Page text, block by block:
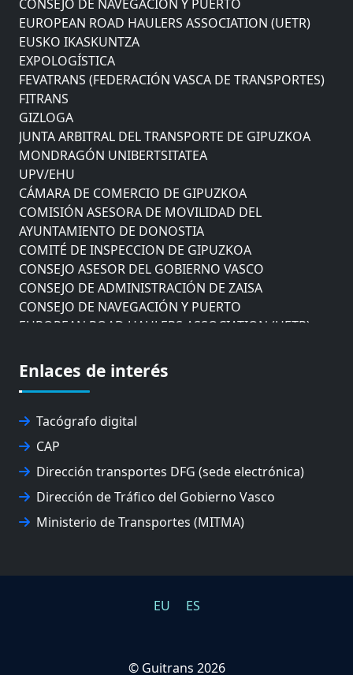
EUROPEAN ROAD HAULERS ASSOCIATION (UETR)
EUSKO IKASKUNTZA
EXPOLOGÍSTICA
FEVATRANS (FEDERACIÓN VASCA DE TRANSPORTES)
FITRANS
GIZLOGA
JUNTA ARBITRAL DEL TRANSPORTE DE GIPUZKOA
MONDRAGÓN UNIBERTSITATEA
UPV/EHU
CÁMARA DE COMERCIO DE GIPUZKOA
COMISIÓN ASESORA DE MOVILIDAD DEL
AYUNTAMIENTO DE DONOSTIA
COMITÉ DE INSPECCION DE GIPUZKOA
CONSEJO ASESOR DEL GOBIERNO VASCO
CONSEJO DE ADMINISTRACIÓN DE ZAISA
CONSEJO DE NAVEGACIÓN Y PUERTO
EUROPEAN ROAD HAULERS ASSOCIATION (UETR)
FEVATRANS (FEDERACIÓN VASCA DE TRANSPORTES)
FITRANS
GIZLOGA
JUNTA ARBITRAL DEL TRANSPORTE DE GIPUZKOA
MONDRAGÓN UNIBERTSITATEA
UPV/EHU
Enlaces de interés
Tacógrafo digital
CAP
Dirección transportes DFG (sede electrónica)
Dirección de Tráfico del Gobierno Vasco
Ministerio de Transportes (MITMA)
EU ES
© Guitrans 2026